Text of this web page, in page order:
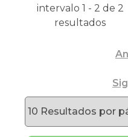
intervalo 1 - 2 de 2
resultados